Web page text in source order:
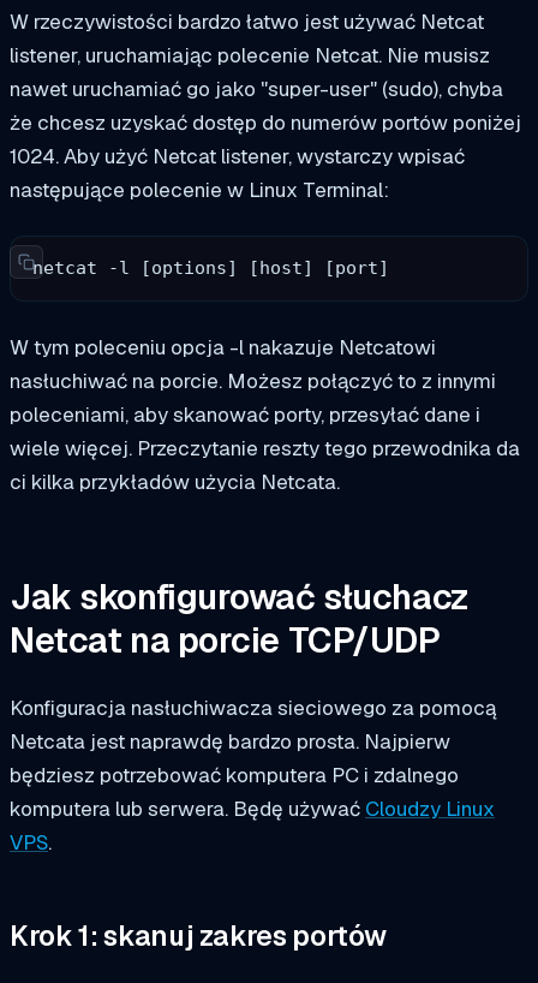
W rzeczywistości bardzo łatwo jest używać Netcat
listener, uruchamiając polecenie Netcat. Nie musisz
nawet uruchamiać go jako "super-user" (sudo), chyba
że chcesz uzyskać dostęp do numerów portów poniżej
1024. Aby użyć Netcat listener, wystarczy wpisać
następujące polecenie w Linux Terminal:
netcat -l [options] [host] [port]
W tym poleceniu opcja -l nakazuje Netcatowi
nasłuchiwać na porcie. Możesz połączyć to z innymi
poleceniami, aby skanować porty, przesyłać dane i
wiele więcej. Przeczytanie reszty tego przewodnika da
ci kilka przykładów użycia Netcata.
Jak skonfigurować słuchacz
Netcat na porcie TCP/UDP
Konfiguracja nasłuchiwacza sieciowego za pomocą
Netcata jest naprawdę bardzo prosta. Najpierw
będziesz potrzebować komputera PC i zdalnego
komputera lub serwera. Będę używać Cloudzy Linux
VPS.
Krok 1: skanuj zakres portów